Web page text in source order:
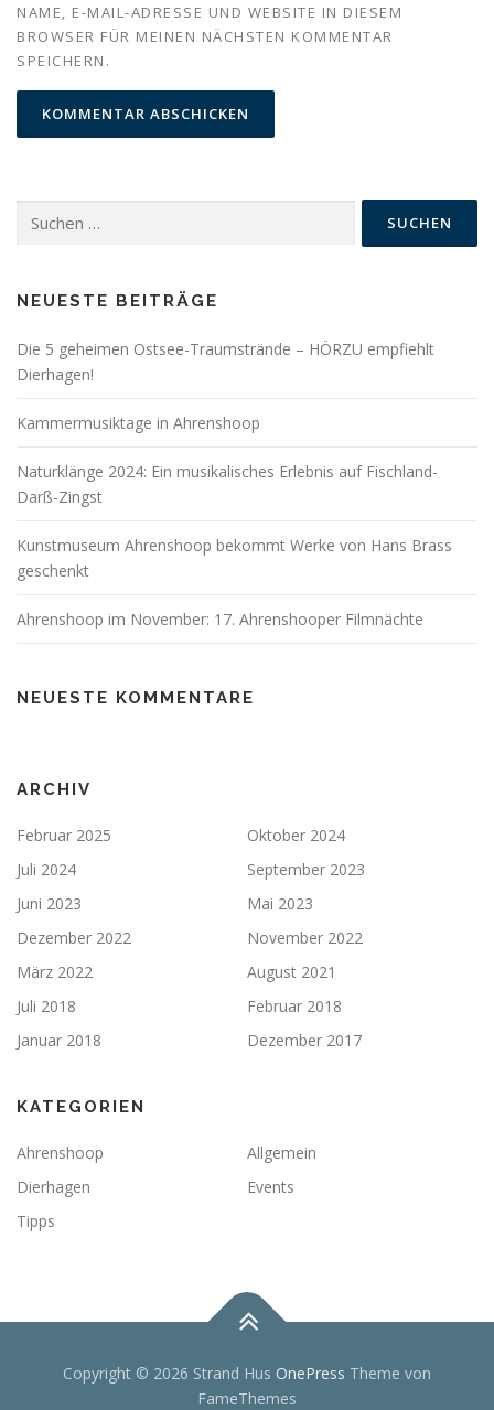
NAME, E-MAIL-ADRESSE UND WEBSITE IN DIESEM
BROWSER FÜR MEINEN NÄCHSTEN KOMMENTAR
SPEICHERN.
nach:
NEUESTE BEITRÄGE
Die 5 geheimen Ostsee-Traumstrände – HÖRZU empfiehlt
Dierhagen!
Kammermusiktage in Ahrenshoop
Naturklänge 2024: Ein musikalisches Erlebnis auf Fischland-
Darß-Zingst
Kunstmuseum Ahrenshoop bekommt Werke von Hans Brass
geschenkt
Ahrenshoop im November: 17. Ahrenshooper Filmnächte
NEUESTE KOMMENTARE
ARCHIV
Februar 2025
Oktober 2024
Juli 2024
September 2023
Juni 2023
Mai 2023
Dezember 2022
November 2022
März 2022
August 2021
Juli 2018
Februar 2018
Januar 2018
Dezember 2017
KATEGORIEN
Ahrenshoop
Allgemein
Dierhagen
Events
Tipps
Copyright © 2026 Strand Hus OnePress Theme von
FameThemes